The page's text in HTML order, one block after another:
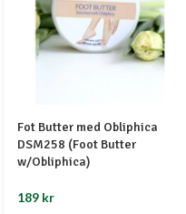
Fot Butter med Obliphica
DSM258 (Foot Butter
w/Obliphica)
189 kr